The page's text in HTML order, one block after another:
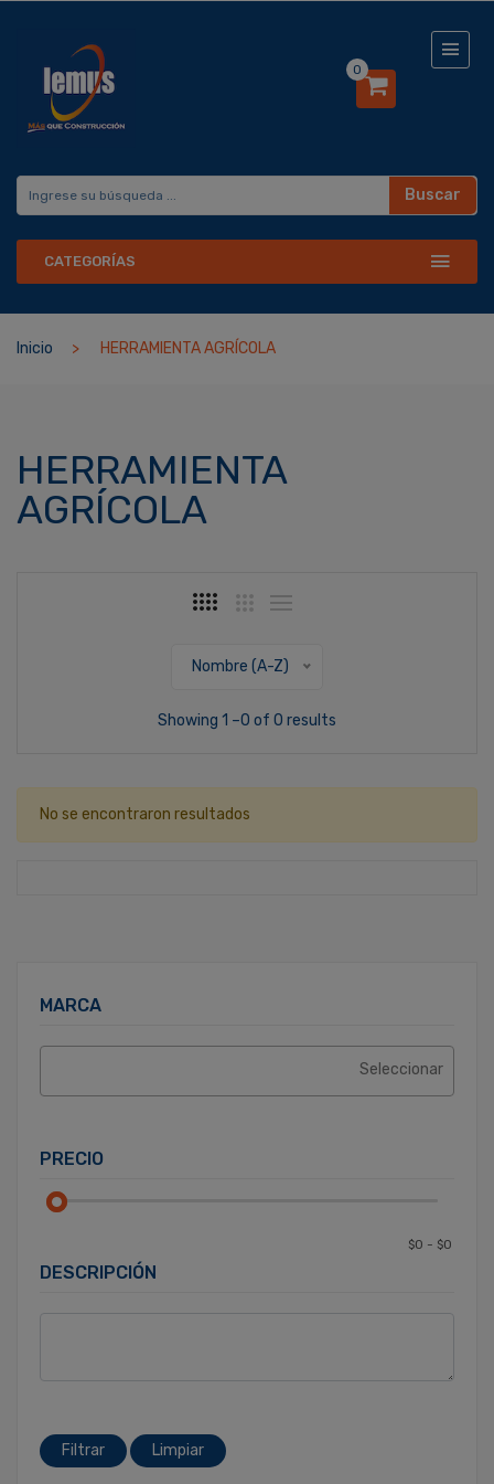
0
Buscar
CATEGORÍAS
Inicio HERRAMIENTA AGRÍCOLA
MARCA
PRECIO
DESCRIPCIÓN
Filtrar Limpiar
HERRAMIENTA
AGRÍCOLA
Nombre (A-Z)
Showing 1 –0 of 0 results
No se encontraron resultados